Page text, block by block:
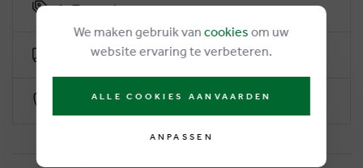
6% Treuerabatt
Kostenlose Lieferung ab €50
Sichere Zahlung durch Worldline
We maken gebruik van cookies om uw
website ervaring te verbeteren.
ALLE COOKIES AANVAARDEN
ANPASSEN